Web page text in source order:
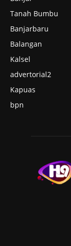
Tanah Bumbu
Banjarbaru
Balangan
Kalsel
advertorial2
Kapuas
bpn